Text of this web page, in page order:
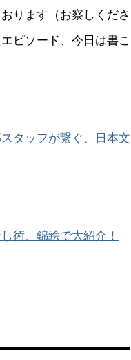
ります（お察しくださ
ピソード、今日は書こ
タッフが繋ぐ、日本文
術、錦絵で大紹介！